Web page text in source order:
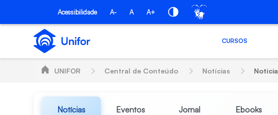
Pular para o Conteúdo principal
Acessibilidade A- A A+
CURSOS
UNIFOR Central de Conteúdo Notícias Notícia
Notícias Eventos Jornal Ebooks